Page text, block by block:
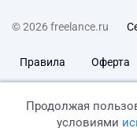
© 2026 freelance.ru
Правила Оферта
Продолжая
условиями